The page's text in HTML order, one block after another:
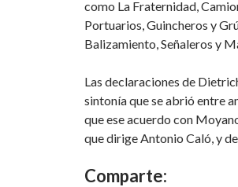
como La Fraternidad,
Portuarios, Guincheros y
Balizamiento, Señaleros y
Las declaraciones de
sintonía que se abrió entre
que ese acuerdo con
que dirige Antonio Caló, y
Comparte: